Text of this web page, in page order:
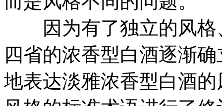
因为有了独立的风格
四省的浓香型白酒逐渐
地表达淡雅浓香型白酒